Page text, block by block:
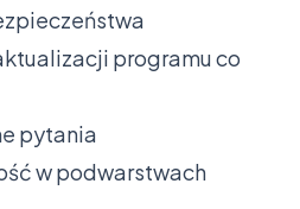
programu co
pytania
w podwarstwach